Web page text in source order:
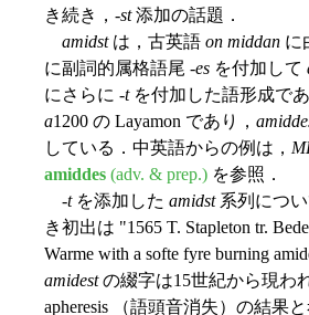
き続き，-st添加の話題．
amidstは，古英語 on middan に
に副詞的属格語尾 -es を付加して
にさらに -tを付加した語形成であ
a1200 の Layamon であり，
している．中英語からの例は，
amiddes (adv. & prep.) を参照．
-tを添加した amidst系列につい
き初出は "1565 T. Stapleton tr. Bede
Warme with a softe fyre burning
amidestの綴字は15世紀から現わ
apheresis （語頭音消失）の結果